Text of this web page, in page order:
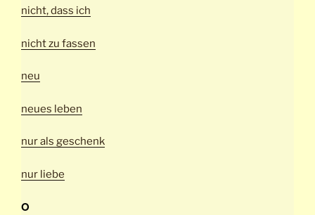
nicht, dass ich
nicht zu fassen
neu
neues leben
nur als geschenk
nur liebe
O